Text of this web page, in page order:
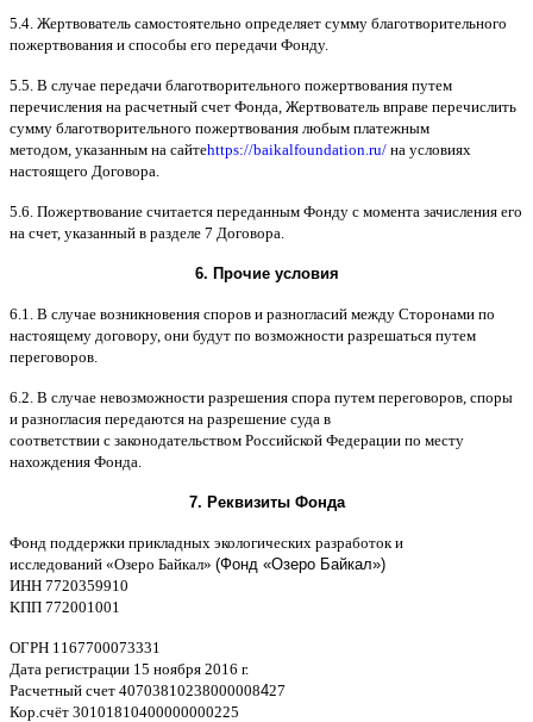
5.4. Жертвователь самостоятельно определяет сумму благотворительного
пожертвования и способы его передачи Фонду.
5.5. B случае передачи благотворительного пожертвования путем
перечисления на расчетный счет Фонда Жертвователь вправе перечислить
сумму благотворительного пожертвования любым платежным
методом указанным на сайтеhttps://baikalfoundation.ru/ на условиях
настоящего Договора
5.6. Пожертвование считается переданным Фонду с момента зачисления его
на счет, указанный в разделе 7 Договора
6. Прочие условия
6.1. B случае возникновения споров и разногласий между Сторонами по
настоящему договору, они будут по возможности разрешаться путем
переговоров
6.2. B случае невозможности разрешения спора путем переговоров споры
и разногласия передаются на разрешение суда в
соответствии c законодательством Российской Федерации по месту
нахождения Фонда
7. Реквизиты Фонда
Фонд поддержки прикладных экологических разработок и
исследований «Озеро Байкал» (Фонд «Озеро Байкал»)
ИНН 7720359910
KПП 772001001
ОГРН 1167700073331
Дата регистрации 15 ноября 2016 г.
Расчетный счет 40703810238000008427
Кор счёт 30101810400000000225